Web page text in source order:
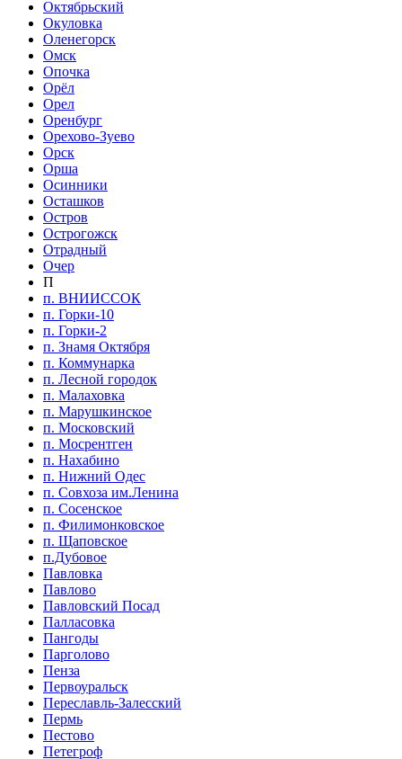
Октябрьский
Окуловка
Оленегорск
Омск
Опочка
Орёл
Орел
Оренбург
Орехово-Зуево
Орск
Орша
Осинники
Осташков
Остров
Острогожск
Отрадный
Очер
П
п. ВНИИССОК
п. Горки-10
п. Горки-2
п. Знамя Октября
п. Коммунарка
п. Лесной городок
п. Малаховка
п. Марушкинское
п. Московский
п. Мосрентген
п. Нахабино
п. Нижний Одес
п. Совхоза им.Ленина
п. Сосенское
п. Филимонковское
п. Щаповское
п.Дубовое
Павловка
Павлово
Павловский Посад
Палласовка
Пангоды
Парголово
Пенза
Первоуральск
Переславль-Залесский
Пермь
Пестово
Петегроф